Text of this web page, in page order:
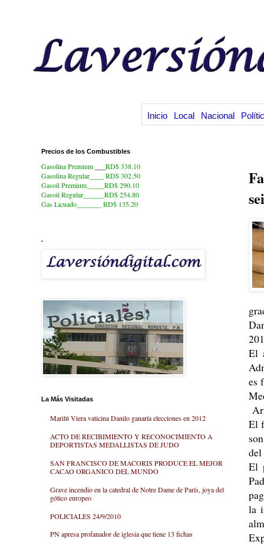
Inicio Local Nacional
El
es
El
El
la
Precios de los Combustibles
Gasolina Premium
RD$ 338.10
Gasolina Regular____ RD$ 302.50
Gasoil Premium_____RD$ 290.10
Gasoil Regular______RD$ 254.80
Gas Licuado_______
RD$ 135.20
.
La Más Visitadas
Marilú Viera vaticina Danilo ganaría elecciones en 2012
ACTO DE RECIBIMIENTO Y RECONOCIMIENTO A
DEPORTISTAS MEDALLISTAS DE JUDO
SAN FRANCISCO DE MACORIS PRODUCE EL MEJOR
CACAO ORGANICO DEL MUNDO
Grave incendio en la catedral de Notre Dame de París, joya del
gótico europeo
POLICIALES 24/9/2010
PN apresa profanador de iglesia que tiene 13 fichas